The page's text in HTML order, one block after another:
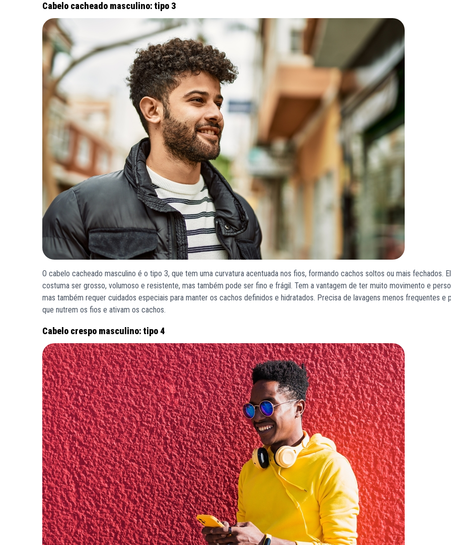
Cabelo cacheado masculino: tipo 3
O cabelo cacheado masculino é o tipo 3, que tem uma curvatura acentuada nos fios, formando cachos soltos ou mais fechados.
costuma ser grosso, volumoso e resistente, mas também pode ser fino e frágil. Tem a vantagem de ter muito movimento e
mas também requer cuidados especiais para manter os cachos definidos e hidratados. Precisa de lavagens menos frequentes e
que nutrem os fios e ativam os cachos.
Cabelo crespo masculino: tipo 4